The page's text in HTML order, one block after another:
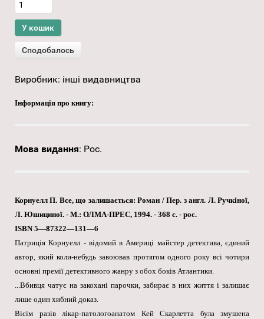
Виробник: інші видавництва
Інформація про книгу:
Мова видання: Рос.
Корнуелл П. Все, що залишається: Роман / Пер. з англ. Л. Ручкіної,
Л. Юшициної. - М.: ОЛМА-ПРЕС, 1994. - 368 с. - рос.
ISBN 5—87322—131—6
Патриція Корнуелл - відомий в Америці майстер детектива, єдиний
автор, який коли-небудь завоював протягом одного року всі чотири
основні премії детективного жанру з обох боків Атлантики.
...Вбивця чатує на закохані парочки, забирає в них життя і залишає
лише один хибний доказ.
Вісім разів лікар-патологоанатом Кей Скарлетта була змушена